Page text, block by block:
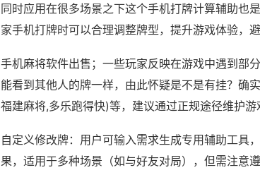
同时应用在很多场景之下这个手机打牌计算辅助也
家手机打牌时可以合理调整牌型，提升游戏体验，
手机麻将软件出售；一些玩家反映在游戏中遇到部
能看到其他人的牌一样，由此怀疑是不是有挂？确
福建麻将,多乐跑得快)等，建议通过正规途径维护游
自定义修改牌：用户可输入需求生成专用辅助工具
果，适用于多种场景（如与好友对局），但需注意